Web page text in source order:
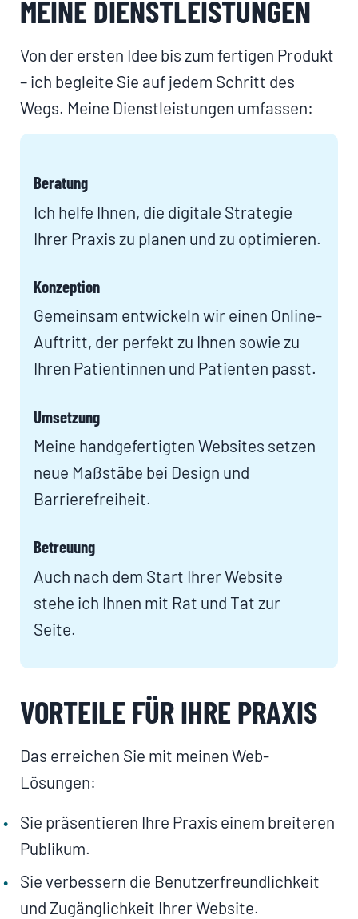
MEINE DIENSTLEISTUNGEN
Von der ersten Idee bis zum fertigen Produkt
– ich begleite Sie auf jedem Schritt des
Wegs. Meine Dienstleistungen umfassen:
Beratung
Ich helfe Ihnen, die digitale Strategie
Ihrer Praxis zu planen und zu optimieren.
Konzeption
Gemeinsam entwickeln wir einen Online-
Auftritt, der perfekt zu Ihnen sowie zu
Ihren Patientinnen und Patienten passt.
Umsetzung
Meine handgefertigten Websites setzen
neue Maßstäbe bei Design und
Barrierefreiheit.
Betreuung
Auch nach dem Start Ihrer Website
stehe ich Ihnen mit Rat und Tat zur
Seite.
VORTEILE FÜR IHRE PRAXIS
Das erreichen Sie mit meinen Web-
Lösungen:
Sie präsentieren Ihre Praxis einem breiteren
Publikum.
Sie verbessern die Benutzerfreundlichkeit
und Zugänglichkeit Ihrer Website.